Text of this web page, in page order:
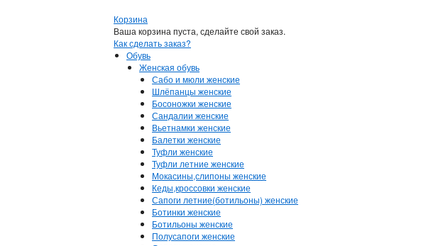
Корзина
Ваша корзина пуста, сделайте свой заказ.
Как сделать заказ?
Обувь
Женская обувь
Сабо и мюли женские
Шлёпанцы женские
Босоножки женские
Сандалии женские
Вьетнамки женские
Балетки женские
Туфли женские
Туфли летние женские
Мокасины,слипоны женские
Кеды,кроссовки женские
Сапоги летние(ботильоны) женские
Ботинки женские
Ботильоны женские
Полусапоги женские